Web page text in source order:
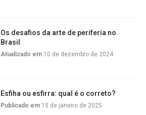
Os desafios da arte de periferia no
Brasil
Atualizado em 10 de dezembro de 2024
Esfiha ou esfirra: qual é o correto?
Publicado em 15 de janeiro de 2025